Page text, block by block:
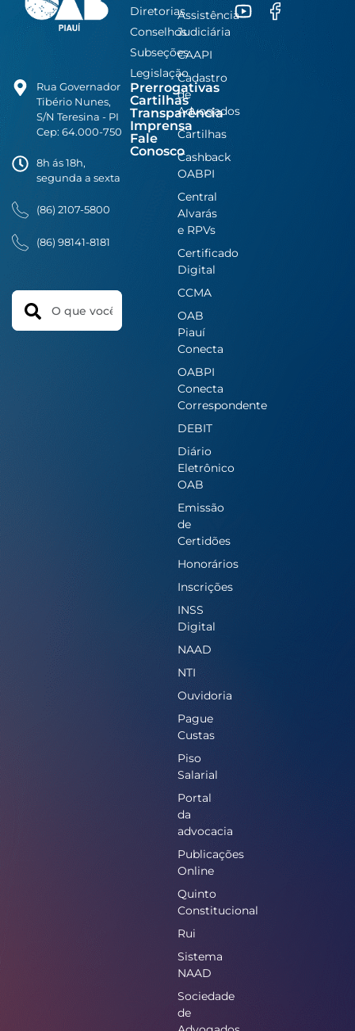
Rua Governador
Tibério Nunes,
S/N Teresina - PI
Cep: 64.000-750
8h ás 18h,
segunda a sexta
(86) 2107-5800
(86) 98141-8181
Search
Diretorias
Conselhos
Subseções
Legislação
Prerrogativas
Cartilhas
Transparência
Imprensa
Fale
Conosco
Assistência
Judiciária
CAAPI
Cadastro
de
Advogados
Cartilhas
Cashback
OABPI
Central
Alvarás
e RPVs
Certificado
Digital
CCMA
OAB
Piauí
Conecta
OABPI
Conecta
Correspondente
DEBIT
Diário
Eletrônico
OAB
Emissão
de
Certidões
Honorários
Inscrições
INSS
Digital
NAAD
NTI
Ouvidoria
Pague
Custas
Piso
Salarial
Portal
da
advocacia
Publicações
Online
Quinto
Constitucional
Rui
Sistema
NAAD
Sociedade
de